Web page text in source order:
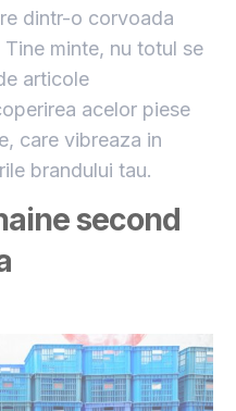
dintr-o corvoada
minte, nu totul se
articole
acelor piese
care vibreaza in
brandului tau.
second